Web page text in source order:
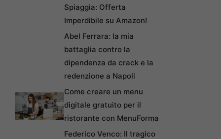
Spiaggia: Offerta
Imperdibile su Amazon!
Abel Ferrara: la mia
battaglia contro la
dipendenza da crack e la
redenzione a Napoli
Come creare un menu
digitale gratuito per il
ristorante con MenuForma
Federico Venco: Il tragico